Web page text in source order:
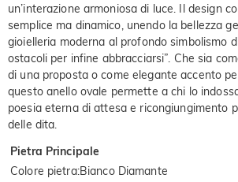
un’interazione armoniosa di luce. Il design
semplice ma dinamico, unendo la bellezza
gioielleria moderna al profondo simbolismo
ostacoli per infine abbracciarsi”. Che sia
di una proposta o come elegante accento
questo anello ovale permette a chi lo
poesia eterna di attesa e ricongiungimento
delle dita.
Pietra Principale
Colore pietra:Bianco Diamante